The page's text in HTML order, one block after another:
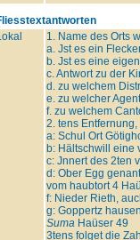
1. Name des Orts
a. Jst es ein
b. Jst es eine
c. Antwort zu der
d. zu welchem
e. zu welcher
f. zu welchem
2. tens
a: Schul Ort
b: Hältschwill eine
c: Jnnert des 2ten
d: Ober Egg
vom haubtort 4
f: Nieder Rieth,
g: Goppertz
Suma Haüser 49
3tens folget die